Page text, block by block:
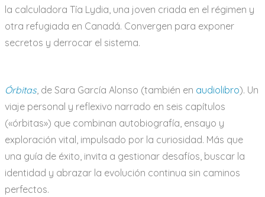
la calculadora Tía Lydia, una joven criada en el régimen y
otra refugiada en Canadá. Convergen para exponer
secretos y derrocar el sistema.
Órbitas, de Sara García Alonso (también en audiolibro). Un
viaje personal y reflexivo narrado en seis capítulos
(«órbitas») que combinan autobiografía, ensayo y
exploración vital, impulsado por la curiosidad. Más que
una guía de éxito, invita a gestionar desafíos, buscar la
identidad y abrazar la evolución continua sin caminos
perfectos.